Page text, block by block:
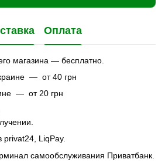
Оплата
магазина — бесплатно.
— от 40 грн
— от 20 грн
privat24, LiqPay.
самообслуживания Приватбанк.